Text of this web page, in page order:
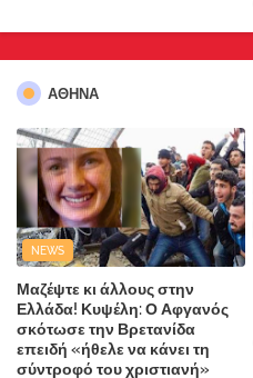
ΑΘΗΝΑ
NEWS
Μαζέψτε κι άλλους στην
Ελλάδα! Κυψέλη: Ο Αφγανός
σκότωσε την Βρετανίδα
επειδή «ήθελε να κάνει τη
σύντροφό του χριστιανή»